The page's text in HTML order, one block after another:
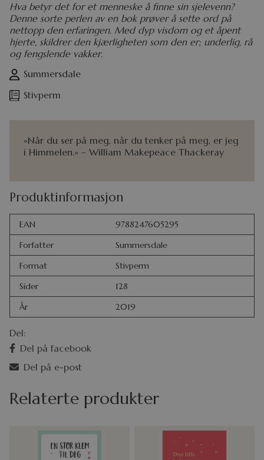
Hva betyr det for et menneske å finne sin sjelevenn?
Denne sorte perlen av en bok prøver å sette ord på
nettopp den erfaringen. Med dyp visdom og et åpent
hjerte, skildrer den kjærligheten som den er; underlig, rå
og fengslende vakker.
Summersdale
Stivperm
Del:
Del på facebook
Del på e-post
«Når du ser på meg, når du tenker på meg, er jeg
i Himmelen.» – William Makepeace Thackeray
Produktinformasjon
EAN
9788247605295
Forfatter
Summersdale
Format
Stivperm
Sider
128
År
2019
Relaterte produkter